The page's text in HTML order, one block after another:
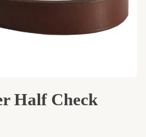
Half Check